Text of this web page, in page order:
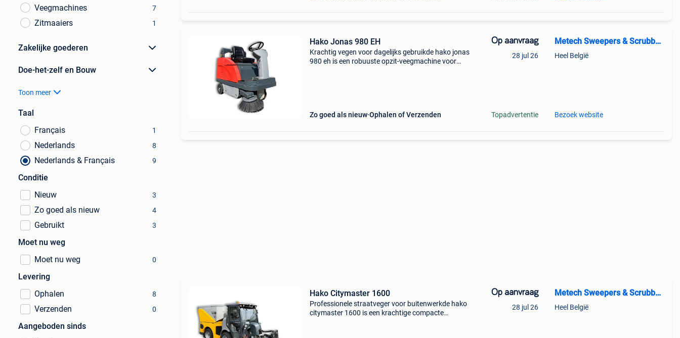
Veegmachines 7
Zitmaaiers 1
Zakelijke goederen
Doe-het-zelf en Bouw
Toon meer
Taal
Français
1
Nederlands 8
Nederlands & Français 9
Conditie
Nieuw
3
Zo goed als nieuw 4
Gebruikt 3
Moet nu weg
Moet nu weg
0
Levering
Ophalen
8
Verzenden 0
Aangeboden sinds
Hako Jonas 980 EH
Krachtig vegen voor dagelijks gebruikde hako jonas
980 eh is een robuuste opzit-veegmachine voor
Zo goed als nieuw Ophalen of Verzenden
Op aanvraag
28 jul 26
Topadvertentie
Metech Sweepers & Scrubbers
Heel België
Bezoek website
Hako Citymaster 1600
Professionele straatveger voor buitenwerkde hako
citymaster 1600 is een krachtige compacte
Op aanvraag
28 jul 26
Metech Sweepers & Scrubbers
Heel België